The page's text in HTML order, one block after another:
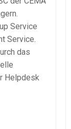
Service
Service.
das
Helpdesk